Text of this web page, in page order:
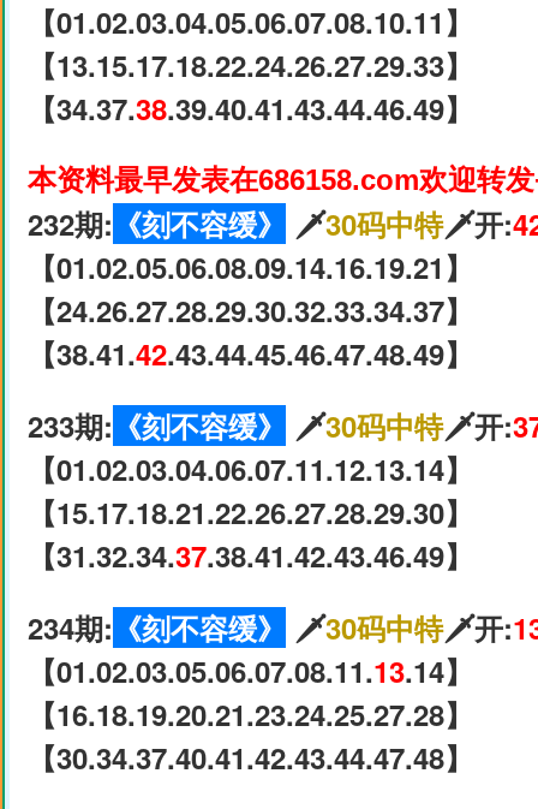
【01.02.03.04.05.06.07.08.10.11】
【13.15.17.18.22.24.26.27.29.33】
【34.37.38.39.40.41.43.44.46.49】
本资料最早发表在686158.com欢迎转
232期: 《刻不容缓》 🗡30码中特🗡开:
【01.02.05.06.08.09.14.16.19.21】
【24.26.27.28.29.30.32.33.34.37】
【38.41.42.43.44.45.46.47.48.49】
233期: 《刻不容缓》 🗡30码中特🗡开:
【01.02.03.04.06.07.11.12.13.14】
【15.17.18.21.22.26.27.28.29.30】
【31.32.34.37.38.41.42.43.46.49】
234期: 《刻不容缓》 🗡30码中特🗡开:
【01.02.03.05.06.07.08.11.13.14】
【16.18.19.20.21.23.24.25.27.28】
【30.34.37.40.41.42.43.44.47.48】